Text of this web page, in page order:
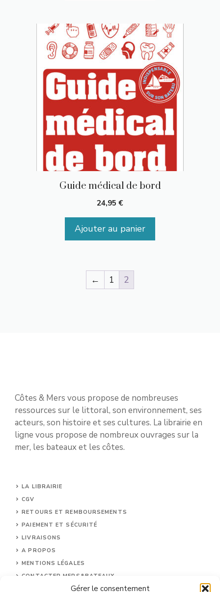
Gérer le consentement
Guide médical de bord
24,95 €
Ajouter au panier
← 1 2
Côtes & Mers vous propose de nombreuses
ressources sur le littoral, son environnement, ses
acteurs, son histoire et ses cultures. La librairie en
ligne vous propose de nombreux ouvrages sur la
mer, les bateaux et les côtes.
LA LIBRAIRIE
CGV
RETOURS ET REMBOURSEMENTS
PAIEMENT ET SÉCURITÉ
LIVRAISONS
A PROPOS
MENTIONS LÉGALES
CONTACTER MERS&BATEAUX